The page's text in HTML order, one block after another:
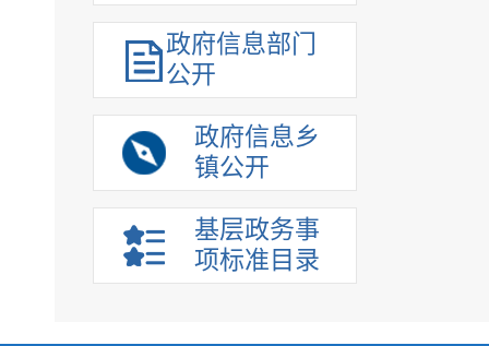
政府信息部门
公开
政府信息乡
镇公开
基层政务事
项标准目录